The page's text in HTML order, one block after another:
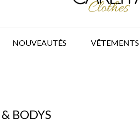
NOUVEAUTÉS VÊTEMENTS
BODYS